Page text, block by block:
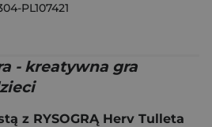
PL107421
- kreatywna gra
z RYSOGRĄ Herv Tulleta